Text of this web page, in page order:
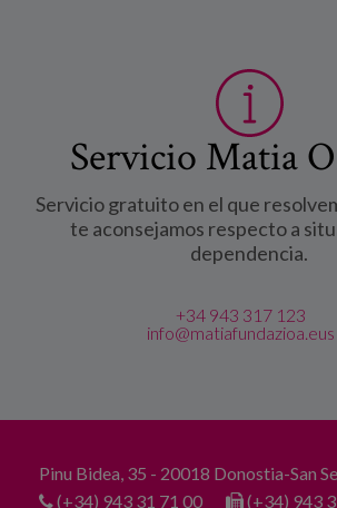
Servicio Matia
Servicio gratuito en el que
te aconsejamos respecto a
dependencia.
+34 943 317 123
info@matiafundazioa.eus
Pinu Bidea, 35 - 20018 Donostia-San
(+34) 943 31 71 00
(+34) 943